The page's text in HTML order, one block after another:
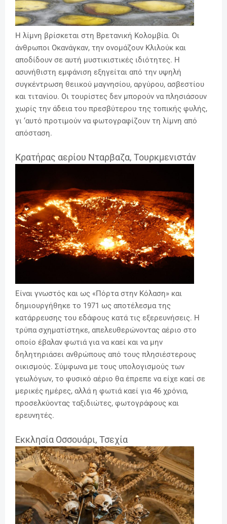
Η λίμνη βρίσκεται στη Βρετανική Κολομβία. Οι
άνθρωποι Οκανάγκαν, την ονομάζουν Κλιλούκ και
αποδίδουν σε αυτή μυστικιστικές ιδιότητες. Η
ασυνήθιστη εμφάνιση εξηγείται από την υψηλή
συγκέντρωση θειικού μαγνησίου, αργύρου, ασβεστίου
και τιτανίου. Οι τουρίστες δεν μπορούν να πλησιάσουν
χωρίς την άδεια του πρεσβύτερου της τοπικής φυλής,
γι ‘αυτό προτιμούν να φωτογραφίζουν τη λίμνη από
απόσταση.
Κρατήρας αερίου Νταρβαζα, Τουρκμενιστάν
Είναι γνωστός και ως «Πόρτα στην Κόλαση» και
δημιουργήθηκε το 1971 ως αποτέλεσμα της
κατάρρευσης του εδάφους κατά τις εξερευνήσεις. Η
τρύπα σχηματίστηκε, απελευθερώνοντας αέριο στο
οποίο έβαλαν φωτιά για να καεί και να μην
δηλητηριάσει ανθρώπους από τους πλησιέστερους
οικισμούς. Σύμφωνα με τους υπολογισμούς των
γεωλόγων, το φυσικό αέριο θα έπρεπε να είχε καεί σε
μερικές ημέρες, αλλά η φωτιά καεί για 46 χρόνια,
προσελκύοντας ταξιδιώτες, φωτογράφους και
ερευνητές.
Εκκλησία Οσσουάρι, Τσεχία